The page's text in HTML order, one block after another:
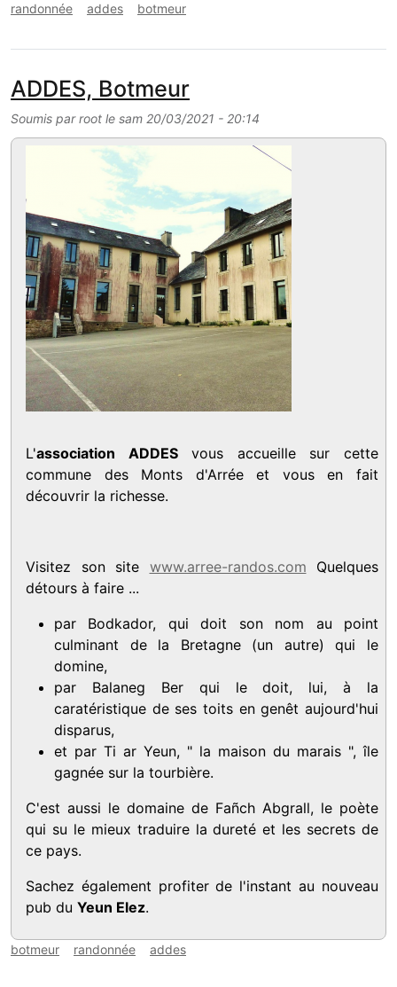
randonnée addes botmeur
ADDES, Botmeur
Soumis parroot le sam 20/03/2021 - 20:14
L'association ADDESvous accueille sur cette
commune des Monts d'Arrée et vous en fait
découvrir la richesse.
Visitez son site www.arree-randos.com Quelques
détours à faire ...
par Bodkador, qui doit son nom au point
culminant de la Bretagne (un autre) qui le
domine,
par Balaneg Ber qui le doit, lui, à la
caratéristique de ses toits en genêt aujourd'hui
disparus,
et par Ti ar Yeun, " la maison du marais ", île
gagnée sur la tourbière.
C'est aussi le domaine de Fañch Abgrall, le poète
qui su le mieux traduire la dureté et les secrets de
ce pays.
Sachez également profiter de l'instant au nouveau
pub du Yeun Elez.
botmeur randonnée addes